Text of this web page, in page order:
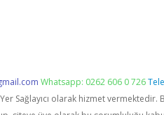
Whatsapp: 0262 606 0 726
Sağlayıcı olarak hizmet